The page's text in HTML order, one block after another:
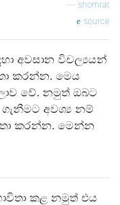
shomrat
source
අවසාන විචල්‍යයන්
කරන්න. මෙය
වේ. නමුත් ඔබට
ගැනීමට අවශ්‍ය නම්
කරන්න. මෙන්න
කළ නමුත් එය